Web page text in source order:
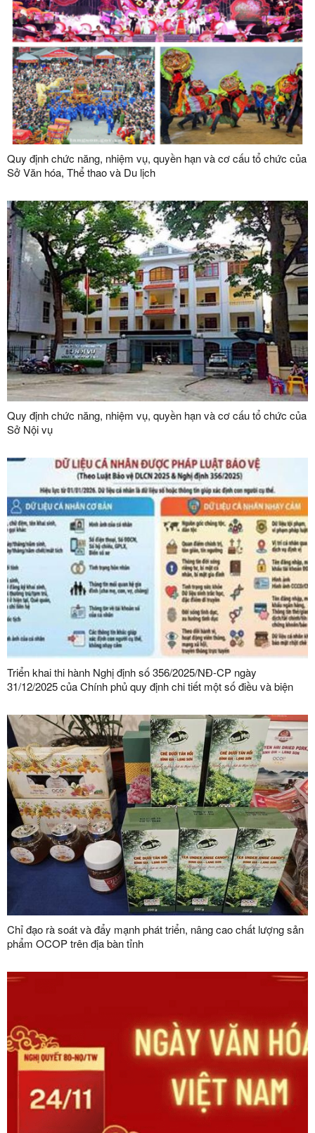
Quy định chức năng, nhiệm vụ, quyền hạn và cơ cấu tổ chức của
Sở Văn hóa, Thể thao và Du lịch
Quy định chức năng, nhiệm vụ, quyền hạn và cơ cấu tổ chức của
Sở Nội vụ
Triển khai thi hành Nghị định số 356/2025/NĐ-CP ngày
31/12/2025 của Chính phủ quy định chi tiết một số điều và biện
Sơn
Chỉ đạo rà soát và đẩy mạnh phát triển, nâng cao chất lượng sản
phẩm OCOP trên địa bàn tỉnh